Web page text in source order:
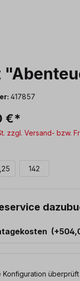
417857
€*
zzgl. Versand- bzw.
142
Konfiguration